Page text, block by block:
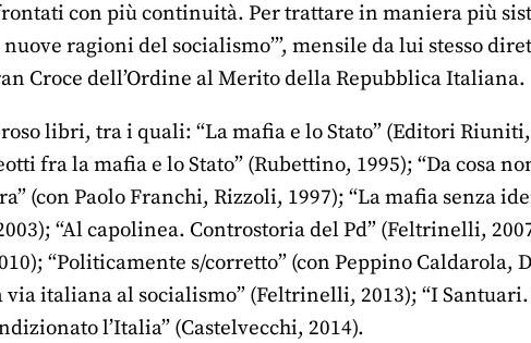
con più continuità. Per trattare in maniera più
ragioni del socialismo’”, mensile da lui stesso
Croce dell’Ordine al Merito della Repubblica Italiana.
libri, tra i quali: “La mafia e lo Stato” (Editori
fra la mafia e lo Stato” (Rubettino, 1995); “Da cosa
(con Paolo Franchi, Rizzoli, 1997); “La mafia senza
“Al capolinea. Controstoria del Pd” (Feltrinelli,
“Politicamente s/corretto” (con Peppino Caldarola,
italiana al socialismo” (Feltrinelli, 2013); “I
l’Italia” (Castelvecchi, 2014).